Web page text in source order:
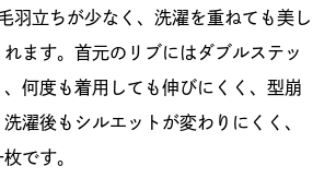
羽立ちが少なく、洗濯を重ねても美し
ます。首元のリブにはダブルステッ
何度も着用しても伸びにくく、型崩
濯後もシルエットが変わりにくく、
です。